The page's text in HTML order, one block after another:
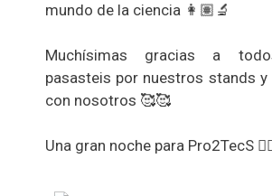
mundo de la ciencia 👩🏽‍🔬
Muchísimas gracias a
pasasteis por nuestros stands
con nosotros 🥰🥰
Una gran noche para Pro2TecS